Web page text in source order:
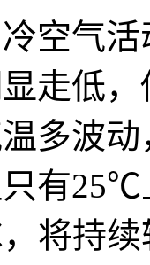
气活
走低
多波
有
将持